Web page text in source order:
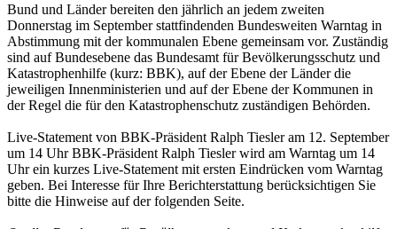
Bund und Länder bereiten den jährlich an jedem zweiten
Donnerstag im September stattfindenden Bundesweiten Warntag in
Abstimmung mit der kommunalen Ebene gemeinsam vor. Zuständig
sind auf Bundesebene das Bundesamt für Bevölkerungsschutz und
Katastrophenhilfe (kurz: BBK), auf der Ebene der Länder die
jeweiligen Innenministerien und auf der Ebene der Kommunen in
der Regel die für den Katastrophenschutz zuständigen Behörden.
Live-Statement von BBK-Präsident Ralph Tiesler am 12. September
um 14 Uhr BBK-Präsident Ralph Tiesler wird am Warntag um 14
Uhr ein kurzes Live-Statement mit ersten Eindrücken vom Warntag
geben. Bei Interesse für Ihre Berichterstattung berücksichtigen Sie
bitte die Hinweise auf der folgenden Seite.